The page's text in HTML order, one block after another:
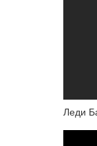
Леди